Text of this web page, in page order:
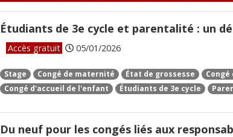
Étudiants de 3e cycle et parentalité : un
Accès gratuit 05/01/2026
Stage Congé de maternité État de grossesse
Congé d'accueil de l'enfant
Étudiants de 3e cycle
Du neuf pour les congés liés aux